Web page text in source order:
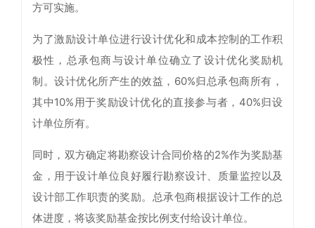
方可实施。
为了激励设计单位进行设计优化和成本控制的工作积
极性，总承包商与设计单位确立了设计优化奖励机
制。设计优化所产生的效益，60%归总承包商所有，
其中10%用于奖励设计优化的直接参与者，40%归设
计单位所有。
同时，双方确定将勘察设计合同价格的2%作为奖励基
金，用于设计单位良好履行勘察设计、质量监控以及
设计部工作职责的奖励。总承包商根据设计工作的总
体进度，将该奖励基金按比例支付给设计单位。